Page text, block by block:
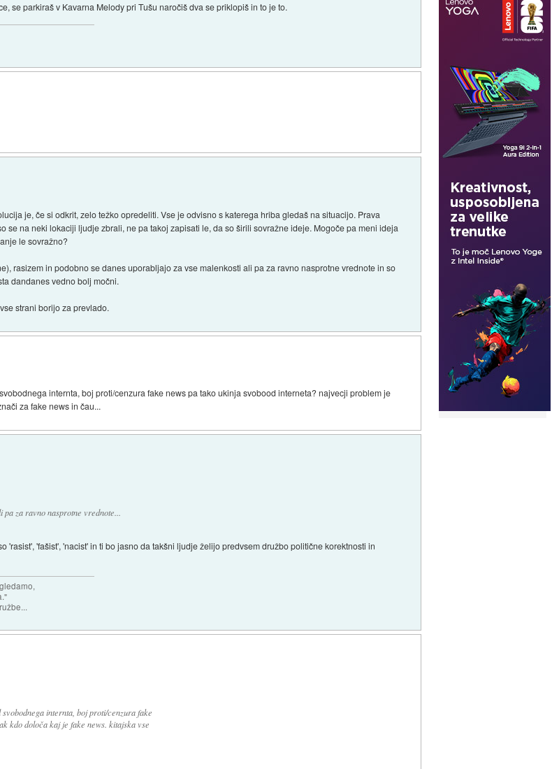
se parkiraš v Kavarna Melody pri Tušu naročiš dva se priklopiš in to je to.
je, če si odkrit, zelo težko opredeliti. Vse je odvisno s katerega hriba gledaš na situacijo. Prava
se na neki lokaciji ljudje zbrali, ne pa takoj zapisati le, da so širili sovražne ideje. Mogoče pa meni ideja
le sovražno?
rasizem in podobno se danes uporabljajo za vse malenkosti ali pa za ravno nasprotne vrednote in so
dandanes vedno bolj močni.
strani borijo za prevlado.
internta, boj proti/cenzura fake news pa tako ukinja svobood interneta? najvecji problem je
za fake news in čau...
za ravno nasprotne vrednote...
'rasist', 'fašist', 'nacist' in ti bo jasno da takšni ljudje želijo predvsem družbo politične korektnosti in
internta, boj proti/cenzura fake
kdo določa kaj je fake news. kitajska vse